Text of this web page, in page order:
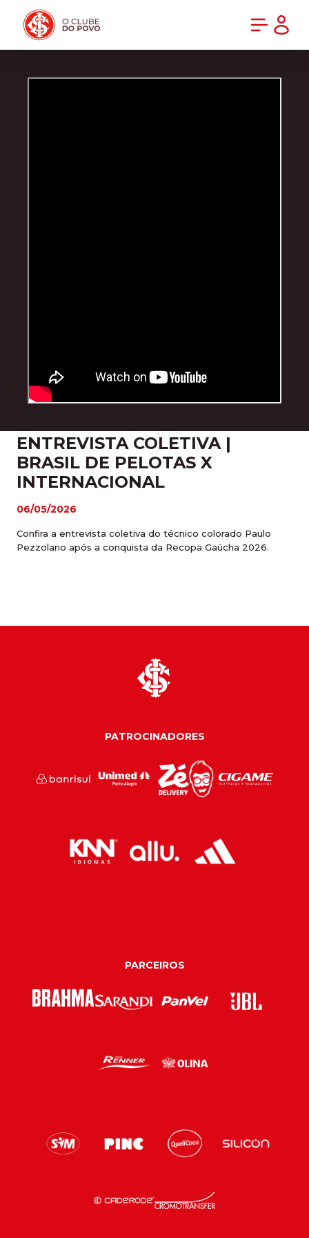
ENTREVISTA COLETIVA |
BRASIL DE PELOTAS X
INTERNACIONAL
06/05/2026
Confira a entrevista coletiva do técnico colorado Paulo
Pezzolano após a conquista da Recopa Gaúcha 2026.
PATROCINADORES
PARCEIROS